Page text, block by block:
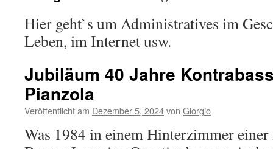
Hier geht`s um Administratives im
Leben, im Internet usw.
Jubiläum 40 Jahre
Pianzola
Veröffentlicht am Dezember 5, 2024von Giorgio
Was 1984 in einem Hinterzimmer